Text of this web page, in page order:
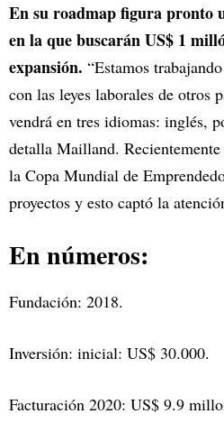
En su roadmap figura pronto
en la que buscarán US$ 1
expansión. “Estamos
con las leyes laborales de otros
vendrá en tres idiomas: inglés,
detalla Mailland.
la Copa Mundial de
proyectos y esto captó la
En números:
Fundación: 2018.
Inversión: inicial: US$ 30.000.
Facturación 2020: US$ 9.9